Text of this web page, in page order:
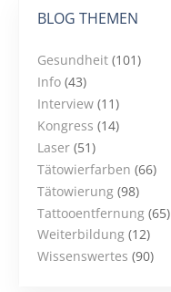
BLOG THEMEN
Gesundheit (101)
Info (43)
Interview (11)
Kongress (14)
Laser (51)
Tätowierfarben (66)
Tätowierung (98)
Tattooentfernung (65)
Weiterbildung (12)
Wissenswertes (90)